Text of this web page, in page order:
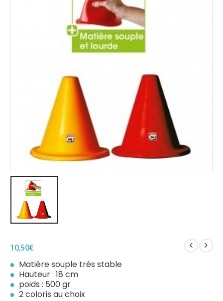
10,50€
Matière souple très stable
Hauteur : 18 cm
poids : 500 gr
2 coloris au choix